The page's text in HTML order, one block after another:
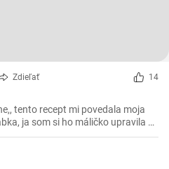
Zdieľať 14
tento recept mi povedala moja
ja som si ho máličko upravila a
😉